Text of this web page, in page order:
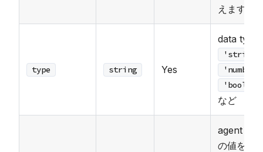
えます
type string Yes
data type:
'string'
'number'
など
agent が
の値を必